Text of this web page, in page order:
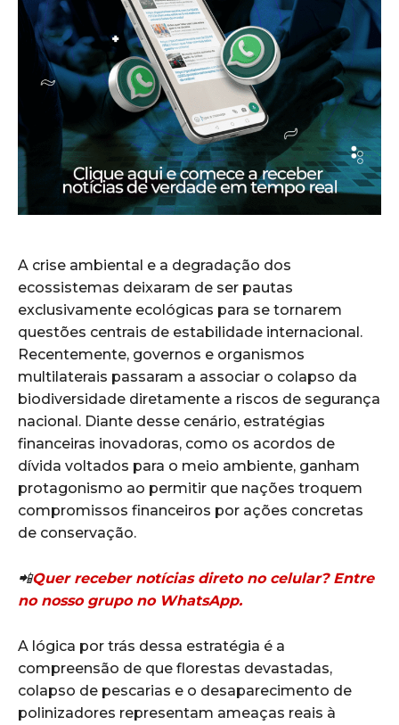
A crise ambiental e a degradação dos
ecossistemas deixaram de ser pautas
exclusivamente ecológicas para se tornarem
questões centrais de estabilidade internacional.
Recentemente, governos e organismos
multilaterais passaram a associar o colapso da
biodiversidade diretamente a riscos de segurança
nacional. Diante desse cenário, estratégias
financeiras inovadoras, como os acordos de
dívida voltados para o meio ambiente, ganham
protagonismo ao permitir que nações troquem
compromissos financeiros por ações concretas
de conservação.
📲Quer receber notícias direto no celular? Entre
no nosso grupo no WhatsApp.
A lógica por trás dessa estratégia é a
compreensão de que florestas devastadas,
colapso de pescarias e o desaparecimento de
polinizadores representam ameaças reais à